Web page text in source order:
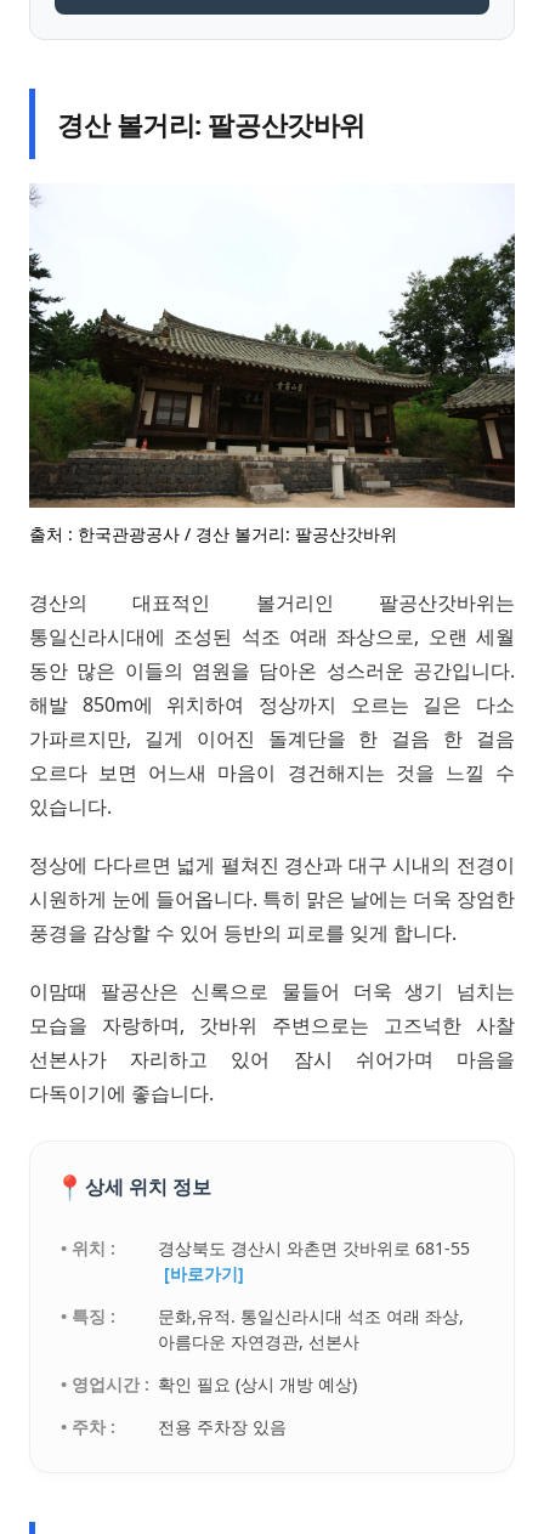
경산 볼거리: 팔공산갓바위
출처 : 한국관광공사 / 경산 볼거리: 팔공산갓바위
경산의 대표적인 볼거리인 팔공산갓바위는
통일신라시대에 조성된 석조 여래 좌상으로, 오랜 세월
동안 많은 이들의 염원을 담아온 성스러운 공간입니다.
해발 850m에 위치하여 정상까지 오르는 길은 다소
가파르지만, 길게 이어진 돌계단을 한 걸음 한 걸음
오르다 보면 어느새 마음이 경건해지는 것을 느낄 수
있습니다.
정상에 다다르면 넓게 펼쳐진 경산과 대구 시내의 전경이
시원하게 눈에 들어옵니다. 특히 맑은 날에는 더욱 장엄한
풍경을 감상할 수 있어 등반의 피로를 잊게 합니다.
이맘때 팔공산은 신록으로 물들어 더욱 생기 넘치는
모습을 자랑하며, 갓바위 주변으로는 고즈넉한 사찰
선본사가 자리하고 있어 잠시 쉬어가며 마음을
다독이기에 좋습니다.
📍 상세 위치 정보
• 위치 :
경상북도 경산시 와촌면 갓바위로 681-55
[바로가기]
• 특징 :
문화,유적. 통일신라시대 석조 여래 좌상,
아름다운 자연경관, 선본사
• 영업시간 : 확인 필요 (상시 개방 예상)
• 주차 :
전용 주차장 있음